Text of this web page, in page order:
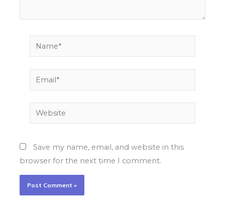
Name*
Email*
Website
Save my name, email, and website in this
browser for the next time I comment.